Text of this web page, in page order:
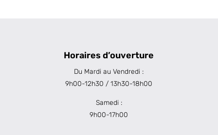
Horaires d’ouverture
Du Mardi au Vendredi :
9h00-12h30 / 13h30-18h00
Samedi :
9h00-17h00